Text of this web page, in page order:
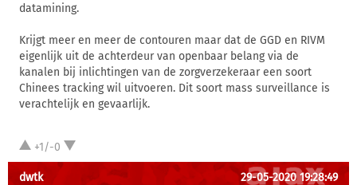
datamining.
Krijgt meer en meer de contouren maar dat de GGD en RIVM
eigenlijk uit de achterdeur van openbaar belang via de
kanalen bij inlichtingen van de zorgverzekeraar een soort
Chinees tracking wil uitvoeren. Dit soort mass surveillance is
verachtelijk en gevaarlijk.
+1/-0
dwtk 29-05-2020 19:28:49